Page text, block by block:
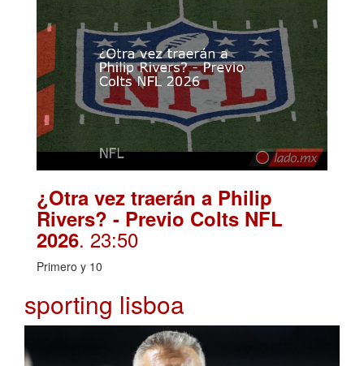
¿Otra vez traerán a Philip
Rivers? - Previo Colts NFL
2026. 23:50
Primero y 10
sporting lisboa